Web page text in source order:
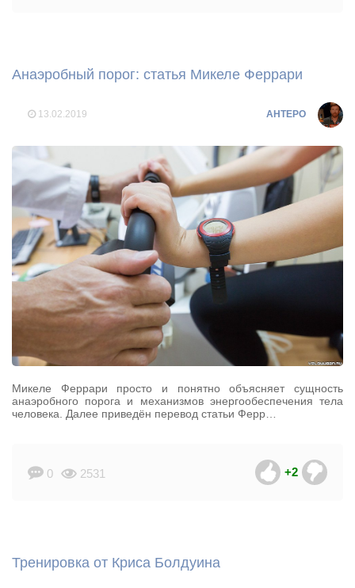
Анаэробный порог: статья Микеле Феррари
13.02.2019 AHTEPO
Микеле Феррари просто и понятно объясняет сущность
анаэробного порога и механизмов энергообеспечения тела
человека. Далее приведён перевод статьи Ферр…
0 2531 +2
Тренировка от Криса Болдуина